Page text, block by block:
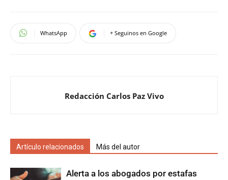
WhatsApp + Seguinos en Google
Redacción Carlos Paz Vivo
Artículo relacionados Más del autor
Alerta a los abogados por estafas